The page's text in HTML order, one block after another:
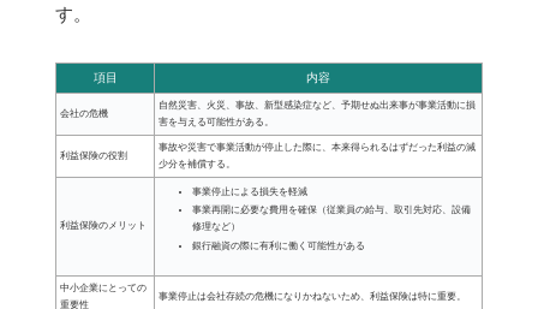
す。
項目 内容
会社の危機
自然災害、火災、事故、新型感染症など、予期せぬ出来事が事業活動に損
害を与える可能性がある。
利益保険の役割
事故や災害で事業活動が停止した際に、本来得られるはずだった利益の減
少分を補償する。
利益保険のメリット
事業停止による損失を軽減
事業再開に必要な費用を確保（従業員の給与、取引先対応、設備
修理など）
銀行融資の際に有利に働く可能性がある
中小企業にとっての
重要性
事業停止は会社存続の危機になりかねないため、利益保険は特に重要。